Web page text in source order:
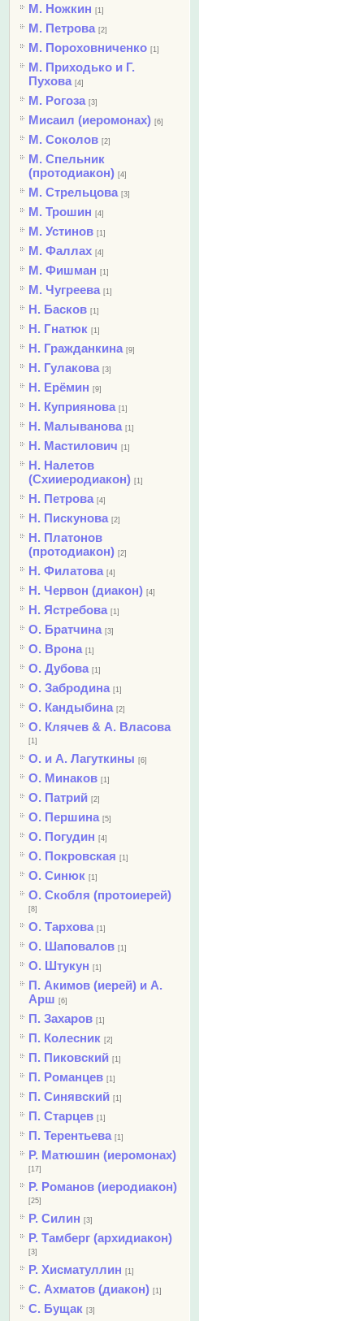
М. Ножкин [1]
М. Петрова [2]
М. Пороховниченко [1]
М. Приходько и Г.
Пухова [4]
М. Рогоза [3]
Мисаил (иеромонах) [6]
М. Соколов [2]
М. Спельник
(протодиакон) [4]
М. Стрельцова [3]
М. Трошин [4]
М. Устинов [1]
М. Фаллах [4]
М. Фишман [1]
М. Чугреева [1]
Н. Басков [1]
Н. Гнатюк [1]
Н. Гражданкина [9]
Н. Гулакова [3]
Н. Ерёмин [9]
Н. Куприянова [1]
Н. Малыванова [1]
Н. Мастилович [1]
Н. Налетов
(Схииеродиакон) [1]
Н. Петрова [4]
Н. Пискунова [2]
Н. Платонов
(протодиакон) [2]
Н. Филатова [4]
Н. Червон (диакон) [4]
Н. Ястребова [1]
О. Братчина [3]
О. Врона [1]
О. Дубова [1]
О. Забродина [1]
О. Кандыбина [2]
О. Клячев & А. Власова
[1]
О. и А. Лагуткины [6]
О. Минаков [1]
О. Патрий [2]
О. Першина [5]
О. Погудин [4]
О. Покровская [1]
О. Синюк [1]
О. Скобля (протоиерей)
[8]
О. Тархова [1]
О. Шаповалов [1]
О. Штукун [1]
П. Акимов (иерей) и А.
Арш [6]
П. Захаров [1]
П. Колесник [2]
П. Пиковский [1]
П. Романцев [1]
П. Синявский [1]
П. Старцев [1]
П. Терентьева [1]
Р. Матюшин (иеромонах)
[17]
Р. Романов (иеродиакон)
[25]
Р. Силин [3]
Р. Тамберг (архидиакон)
[3]
Р. Хисматуллин [1]
С. Ахматов (диакон) [1]
С. Бущак [3]